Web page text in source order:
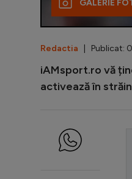
GALERIE
Redactia | Publicat:
iAMsport.ro vă
activează în